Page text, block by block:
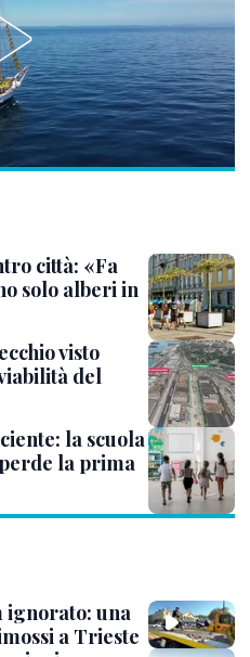
città: «Fa
solo alberi in
visto
del
la scuola
la prima
ignorato: una
a Trieste